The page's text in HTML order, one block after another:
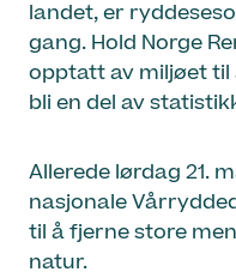
landet, er
gang. Hold Norge
opptatt av miljøet til
bli en del av
Allerede lørdag 21.
nasjonale
til å fjerne store
natur.